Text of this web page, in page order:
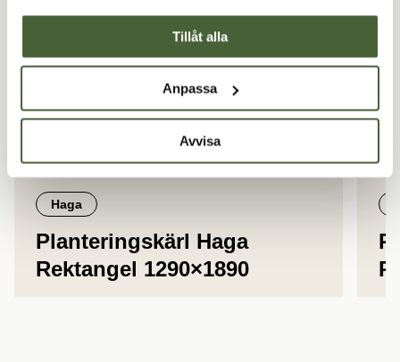
Tillåt alla
Anpassa
Avvisa
Haga
Planteringskärl Haga
Rektangel 1290×1890